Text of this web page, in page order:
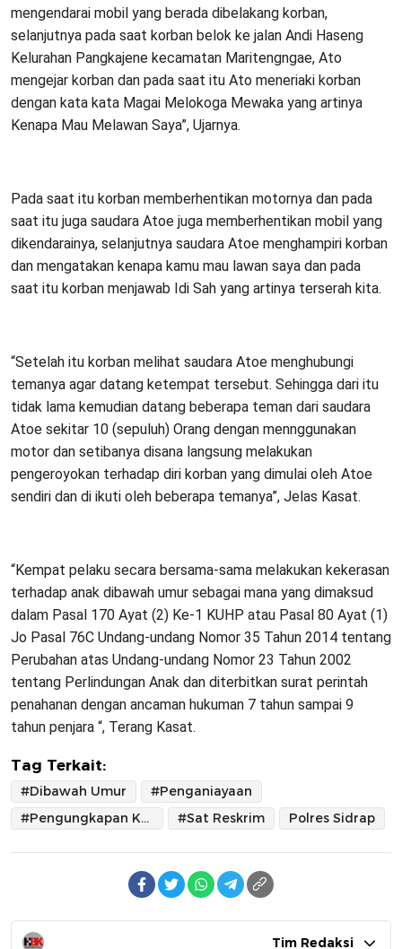
mengendarai mobil yang berada dibelakang korban,
selanjutnya pada saat korban belok ke jalan Andi Haseng
Kelurahan Pangkajene kecamatan Maritengngae, Ato
mengejar korban dan pada saat itu Ato meneriaki korban
dengan kata kata Magai Melokoga Mewaka yang artinya
Kenapa Mau Melawan Saya”, Ujarnya.
Pada saat itu korban memberhentikan motornya dan pada
saat itu juga saudara Atoe juga memberhentikan mobil yang
dikendarainya, selanjutnya saudara Atoe menghampiri korban
dan mengatakan kenapa kamu mau lawan saya dan pada
saat itu korban menjawab Idi Sah yang artinya terserah kita.
“Setelah itu korban melihat saudara Atoe menghubungi
temanya agar datang ketempat tersebut. Sehingga dari itu
tidak lama kemudian datang beberapa teman dari saudara
Atoe sekitar 10 (sepuluh) Orang dengan mennggunakan
motor dan setibanya disana langsung melakukan
pengeroyokan terhadap diri korban yang dimulai oleh Atoe
sendiri dan di ikuti oleh beberapa temanya”, Jelas Kasat.
“Kempat pelaku secara bersama-sama melakukan kekerasan
terhadap anak dibawah umur sebagai mana yang dimaksud
dalam Pasal 170 Ayat (2) Ke-1 KUHP atau Pasal 80 Ayat (1)
Jo Pasal 76C Undang-undang Nomor 35 Tahun 2014 tentang
Perubahan atas Undang-undang Nomor 23 Tahun 2002
tentang Perlindungan Anak dan diterbitkan surat perintah
penahanan dengan ancaman hukuman 7 tahun sampai 9
tahun penjara “, Terang Kasat.
Tag Terkait:
#Dibawah Umur
#Penganiayaan
#Pengungkapan Kasus
#Sat Reskrim Polres Sidrap
Tim Redaksi